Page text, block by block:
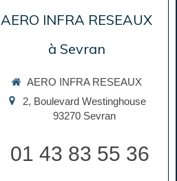
AERO INFRA RESEAUX
à Sevran
AERO INFRA RESEAUX
2, Boulevard Westinghouse
93270 Sevran
01 43 83 55 36